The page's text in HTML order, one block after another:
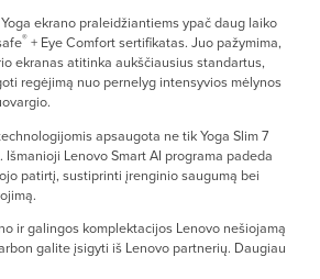
ekrano praleidžiantiems ypač daug laiko
® + Eye Comfort sertifikatas. Juo pažymima,
ekranas atitinka aukščiausius standartus,
regėjimą nuo pernelyg intensyvios mėlynos
apsaugota ne tik Yoga Slim 7
Lenovo Smart AI programa padeda
patirtį, sustiprinti įrenginio saugumą bei
ir galingos komplektacijos Lenovo nešiojamą
galite įsigyti iš Lenovo partnerių. Daugiau